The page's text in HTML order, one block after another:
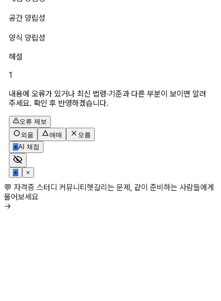
공간 양립성
양식 양립성
해설
1
내용에 오류가 있거나 최신 법령·기준과 다른 부분이 보이면 알려
주세요. 확인 후 반영하겠습니다.
오류 제보
외움
애매
모름
✳AI 채점
✳ ×
💬 자격증 스터디 커뮤니티헷갈리는 문제, 같이 준비하는 사람들에게
물어보세요
→